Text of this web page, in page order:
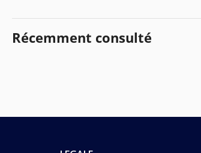
Récemment consulté